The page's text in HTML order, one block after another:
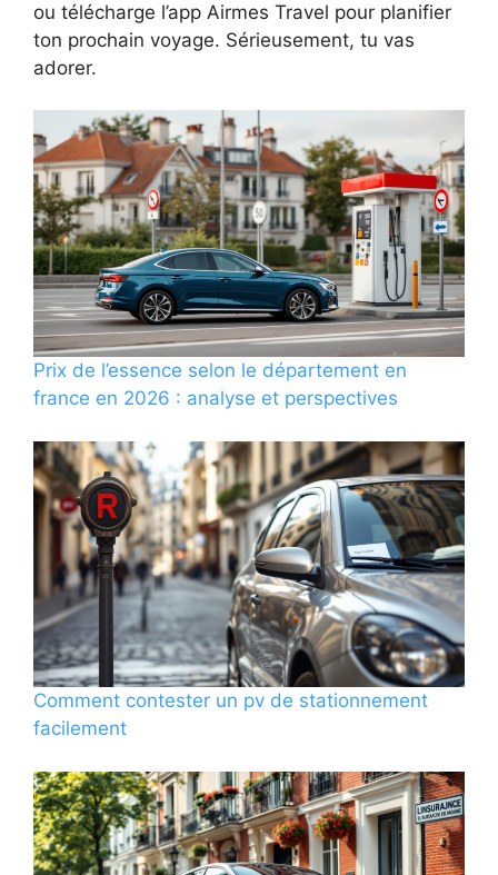
ou télécharge l’app Airmes Travel pour planifier
ton prochain voyage. Sérieusement, tu vas
adorer.
Prix de l’essence selon le département en
france en 2026 : analyse et perspectives
Comment contester un pv de stationnement
facilement